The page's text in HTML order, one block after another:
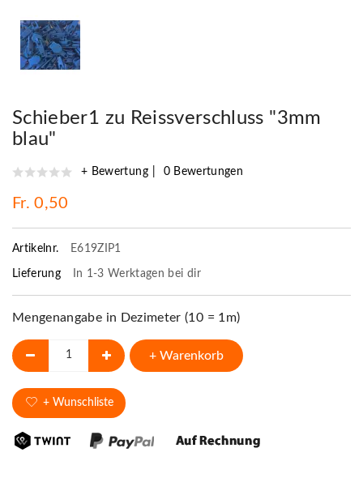
Schieber1 zu Reissverschluss "3mm
blau"
+ Bewertung 0 Bewertungen
Fr. 0,50
Artikelnr. E619ZIP1
Lieferung In 1-3 Werktagen bei dir
Mengenangabe in Dezimeter (10 = 1m)
+ Warenkorb
+ Wunschliste